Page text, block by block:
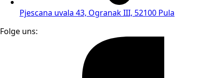
Pjescana uvala 43, Ogranak III, 52100 Pula
Folge uns: